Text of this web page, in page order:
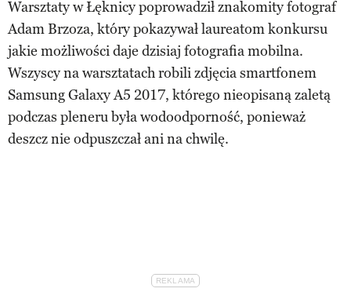
Warsztaty w Łęknicy poprowadził znakomity fotograf
Adam Brzoza, który pokazywał laureatom konkursu
jakie możliwości daje dzisiaj fotografia mobilna.
Wszyscy na warsztatach robili zdjęcia smartfonem
Samsung Galaxy A5 2017, którego nieopisaną zaletą
podczas pleneru była wodoodporność, ponieważ
deszcz nie odpuszczał ani na chwilę.